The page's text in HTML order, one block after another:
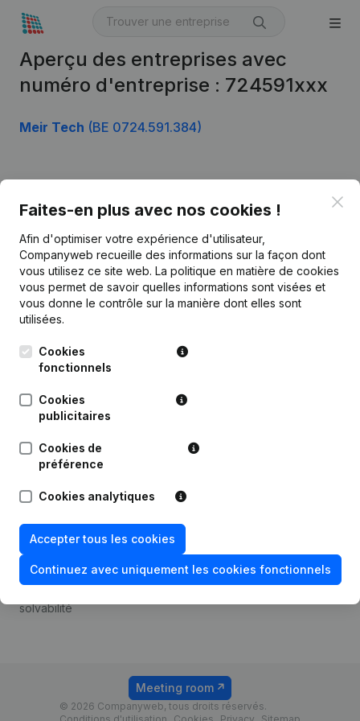
Aperçu des entreprises avec
numéro d'entreprise : 724591xxx
Meir Tech (BE 0724.591.384)
Faites-en plus avec nos cookies !
Afin d'optimiser votre expérience d'utilisateur,
Companyweb recueille des informations sur la façon dont
vous utilisez ce site web. La politique en matière de cookies
vous permet de savoir quelles informations sont visées et
vous donne le contrôle sur la manière dont elles sont
utilisées.
Cookies
fonctionnels
Cookies
publicitaires
Cookies de
préférence
Cookies analytiques
Accepter tous les cookies
Continuez avec uniquement les cookies fonctionnels
Français
Kantorenpark Everest
Leuvensesteenweg
1800 Vilvoorde
Informations d’entreprise
Monitoring
Recherche internationale
Prospection
Compliance et prévention
de la fraude
Consulter des comptes
Recherche de numéro de
TVA
solvabilité
Tarifs
© 2026 Companyweb, tous droits réservés.
Meeting room